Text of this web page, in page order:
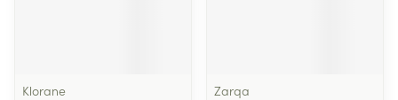
Klorane
Zarqa